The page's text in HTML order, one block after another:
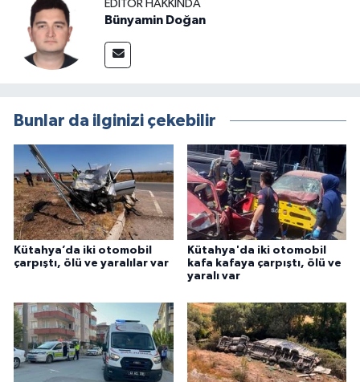
EDITÖR HAKKINDA
Bünyamin Doğan
Bunlar da ilginizi çekebilir
Kütahya’da iki otomobil
çarpıştı, ölü ve yaralılar var
Kütahya'da iki otomobil
kafa kafaya çarpıştı, ölü ve
yaralı var